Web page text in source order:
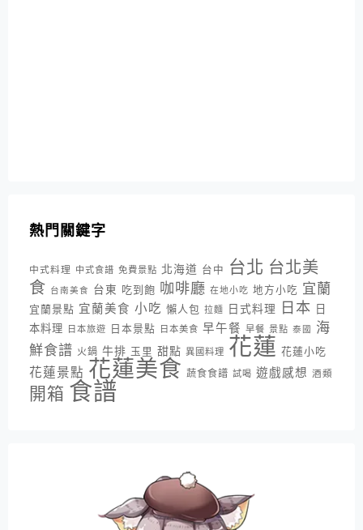
熱門關鍵字
中式料理 中式食譜 免費景點 北海道 台中 台北 台北美
食 台南美食 台東 吃到飽 咖啡廳 在地小吃 地方小吃 宜蘭
宜蘭景點 宜蘭美食 小吃 懶人包 拉麵 日式料理 日本 日
本料理
日本旅遊 日本景點 日本美食 早午餐 早餐 景點 泰國
海
鮮食譜 火鍋 牛排 玉里 甜點 異國料理 花蓮 花蓮小吃
花蓮景點 花蓮美食 蔬食食譜 試喝 遊戲感想 酒類
開箱 食譜